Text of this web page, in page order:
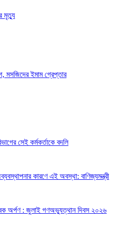
মৃত্যু
মসজিদের ইমাম গ্রেপ্তার
সেই কর্মকর্তাকে বদলি
কারণে এই অবস্থা: বাণিজ্যমন্ত্রী
অর্পণ : জুলাই গণঅভ্যুত্থান দিবস ২০২৬